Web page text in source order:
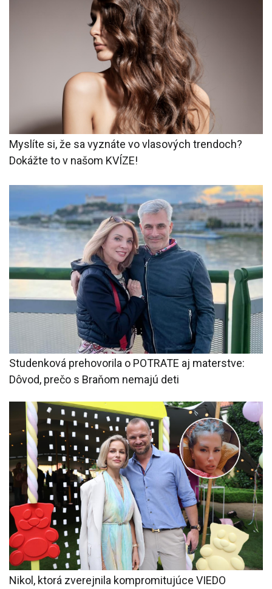
Myslíte si, že sa vyznáte vo vlasových trendoch?
Dokážte to v našom KVÍZE!
Studenková prehovorila o POTRATE aj materstve:
Dôvod, prečo s Braňom nemajú deti
Nikol, ktorá zverejnila kompromitujúce VIEDO